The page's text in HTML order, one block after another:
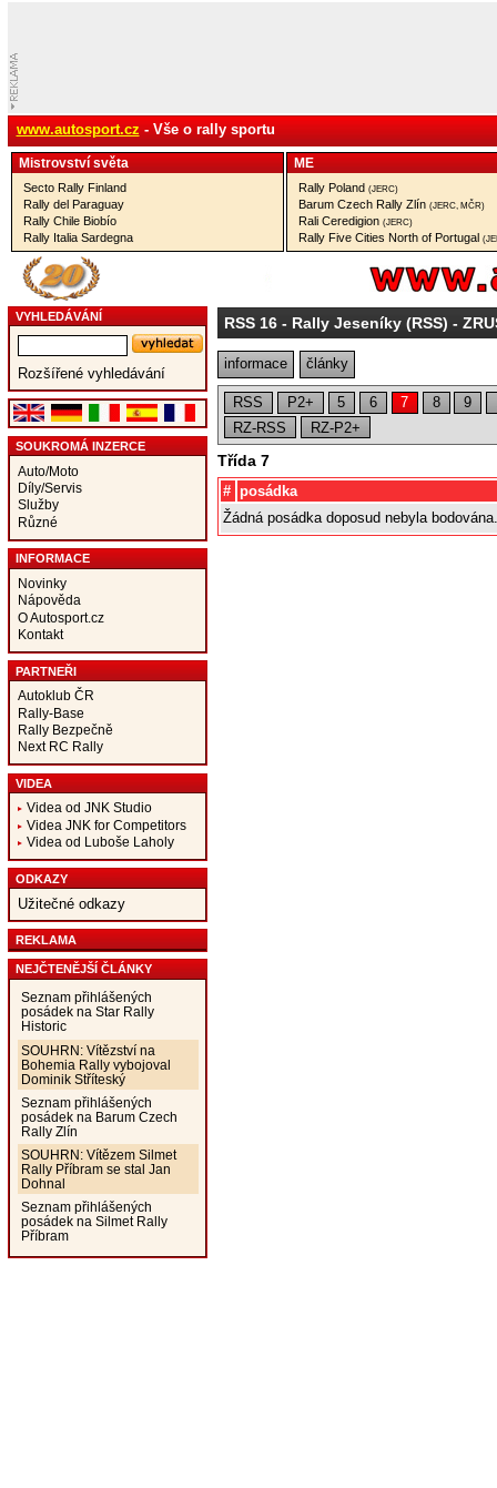
www.autosport.cz - Vše o rally sportu
Mistrovství­ světa
Secto Rally Finland
Rally del Paraguay
Rally Chile Biobío
Rally Italia Sardegna
ME
Rally Poland (JERC)
Barum Czech Rally Zlín (JERC, MČR)
Rali Ceredigion (JERC)
Rally Five Cities North of Portugal
VYHLEDÁVÁNÍ
Rozšířené vyhledávání
SOUKROMÁ INZERCE
Auto/Moto
Díly/Servis
Služby
Různé
INFORMACE
Novinky
Nápověda
O Autosport.cz
Kontakt
PARTNEŘI
Autoklub ČR
Rally-Base
Rally Bezpečně
Next RC Rally
VIDEA
Videa od JNK Studio
Videa JNK for Competitors
Videa od Luboše Laholy
ODKAZY
Užitečné odkazy
REKLAMA
NEJČTENĚJŠÍ ČLÁNKY
Seznam přihlášených
posádek na Star Rally
Historic
SOUHRN: Vítězství na
Bohemia Rally vybojoval
Dominik Stříteský
Seznam přihlášených
posádek na Barum Czech
Rally Zlín
SOUHRN: Vítězem Silmet
Rally Příbram se stal Jan
Dohnal
Seznam přihlášených
posádek na Silmet Rally
Příbram
RSS 16- Rally Jeseníky (RSS) -
informace články
RSS P2+ 5 6 7 8 9
RZ-RSS
RZ-P2+
Třída 7
# posádka
Žádná posádka doposud nebyla